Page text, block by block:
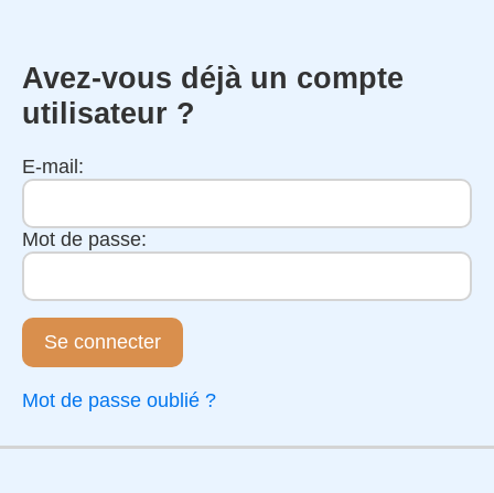
Avez-vous déjà un compte
utilisateur ?
E-mail:
Mot de passe:
Se connecter
Mot de passe oublié ?